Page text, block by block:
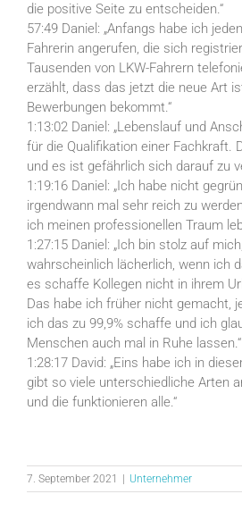
die positive Seite zu entscheiden.“
57:49 Daniel: „Anfangs habe ich
Fahrerin angerufen, die sich
Tausenden von LKW-Fahrern
erzählt, dass das jetzt die neue Art
Bewerbungen bekommt.“
1:13:02 Daniel: „Lebenslauf und
für die Qualifikation einer Fachkraft.
und es ist gefährlich sich darauf zu
1:19:16 Daniel: „Ich habe nicht
irgendwann mal sehr reich zu
ich meinen professionellen Traum
1:27:15 Daniel: „Ich bin stolz auf
wahrscheinlich lächerlich, wenn ich
es schaffe Kollegen nicht in ihrem
Das habe ich früher nicht gemacht,
ich das zu 99,9% schaffe und ich
Menschen auch mal in Ruhe lassen.“
1:28:17 David: „Eins habe ich in
gibt so viele unterschiedliche Arten
und die funktionieren alle.“
7. September 2021 Unternehmer